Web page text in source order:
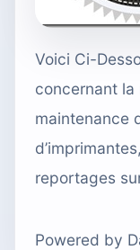
Voici Ci-
concernant la
maintenance
reportages
Powered by